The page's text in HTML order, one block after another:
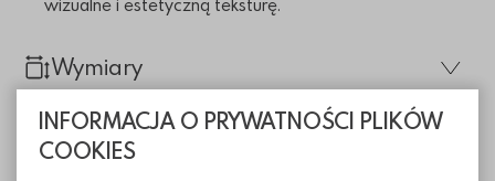
INFORMACJA O PRYWATNOŚCI PLIKÓW
COOKIES
Wymiary